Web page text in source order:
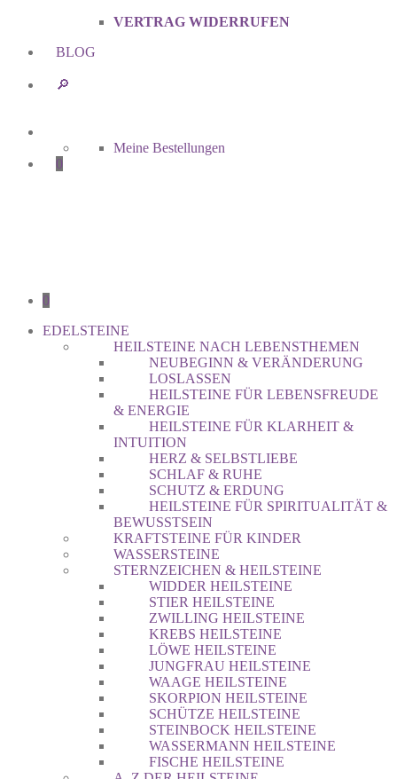
VERTRAG WIDERRUFEN
BLOG
🔎︎
Meine Bestellungen
0
0
EDELSTEINE
HEILSTEINE NACH LEBENSTHEMEN
NEUBEGINN & VERÄNDERUNG
LOSLASSEN
HEILSTEINE FÜR LEBENSFREUDE
& ENERGIE
HEILSTEINE FÜR KLARHEIT &
INTUITION
HERZ & SELBSTLIEBE
SCHLAF & RUHE
SCHUTZ & ERDUNG
HEILSTEINE FÜR SPIRITUALITÄT &
BEWUSSTSEIN
KRAFTSTEINE FÜR KINDER
WASSERSTEINE
STERNZEICHEN & HEILSTEINE
WIDDER HEILSTEINE
STIER HEILSTEINE
ZWILLING HEILSTEINE
KREBS HEILSTEINE
LÖWE HEILSTEINE
JUNGFRAU HEILSTEINE
WAAGE HEILSTEINE
SKORPION HEILSTEINE
SCHÜTZE HEILSTEINE
STEINBOCK HEILSTEINE
WASSERMANN HEILSTEINE
FISCHE HEILSTEINE